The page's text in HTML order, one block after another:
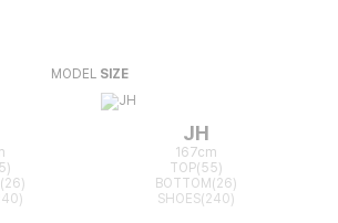
MODEL SIZE
JH
167cm
TOP(55)
BOTTOM(26)
SHOES(240)